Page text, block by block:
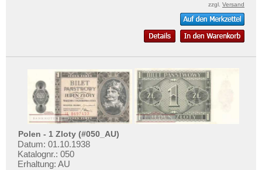
zzgl. Versand
Polen - 1 Zloty (#050_AU)
Datum: 01.10.1938
Katalognr.: 050
Erhaltung: AU